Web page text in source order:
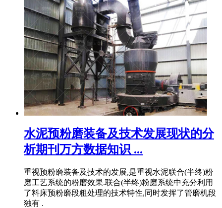
水泥预粉磨装备及技术发展现状的分
析期刊万方数据知识 ...
重视预粉磨装备及技术的发展,是重视水泥联合(半终)粉
磨工艺系统的粉磨效果.联合(半终)粉磨系统中充分利用
了料床预粉磨段粗处理的技术特性,同时发挥了管磨机段
独有 .